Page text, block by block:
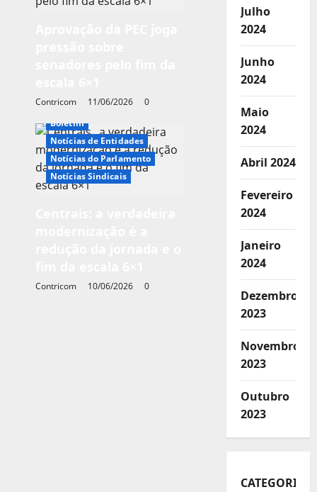
Contricom 11/06/2026
0
Boletim
Notícias de Entidades
Notícias do Parlamento
Notícias Sindicais
Contricom 10/06/2026 0
Julho
2024
Junho
2024
Maio
2024
Abril 2024
Fevereiro
2024
Janeiro
2024
Dezembro
2023
Novembro
2023
Outubro
2023
CATEGORIAS